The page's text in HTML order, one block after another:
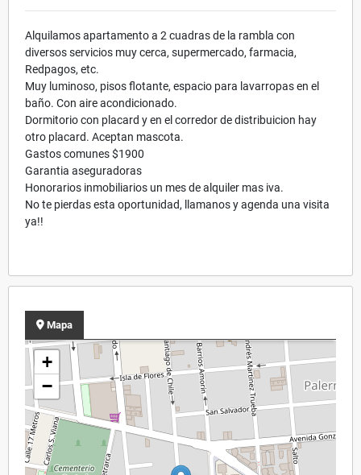
Alquilamos apartamento a 2 cuadras de la rambla con
diversos servicios muy cerca, supermercado, farmacia,
Redpagos, etc.
Muy luminoso, pisos flotante, espacio para lavarropas en el
baño. Con aire acondicionado.
Dormitorio con placard y en el corredor de distribuicion hay
otro placard. Aceptan mascota.
Gastos comunes $1900
Garantia aseguradoras
Honorarios inmobiliarios un mes de alquiler mas iva.
No te pierdas esta oportunidad, llamanos y agenda una visita
ya!!
Mapa
+
−